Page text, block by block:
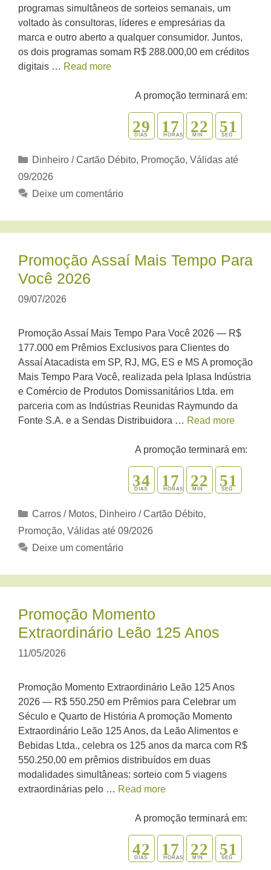
programas simultâneos de sorteios semanais, um
voltado às consultoras, líderes e empresárias da
marca e outro aberto a qualquer consumidor. Juntos,
os dois programas somam R$ 288.000,00 em créditos
digitais … Read more
A promoção terminará em:
DIAS
29 HORAS
17 MIN
22 SEG
50
1
Categorias
Dinheiro / Cartão Débito, Promoção, Válidas até
09/2026
Deixe um comentário
Promoção Assaí Mais Tempo Para
Você 2026
09/07/2026
Promoção Assaí Mais Tempo Para Você 2026 — R$
177.000 em Prêmios Exclusivos para Clientes do
Assaí Atacadista em SP, RJ, MG, ES e MS A promoção
Mais Tempo Para Você, realizada pela Iplasa Indústria
e Comércio de Produtos Domissanitários Ltda. em
parceria com as Indústrias Reunidas Raymundo da
Fonte S.A. e a Sendas Distribuidora … Read more
A promoção terminará em:
DIAS
34 HORAS
17 MIN
22 SEG
50
1
Categorias
Carros / Motos, Dinheiro / Cartão Débito,
Promoção, Válidas até 09/2026
Deixe um comentário
Promoção Momento
Extraordinário Leão 125 Anos
11/05/2026
Promoção Momento Extraordinário Leão 125 Anos
2026 — R$ 550.250 em Prêmios para Celebrar um
Século e Quarto de História A promoção Momento
Extraordinário Leão 125 Anos, da Leão Alimentos e
Bebidas Ltda., celebra os 125 anos da marca com R$
550.250,00 em prêmios distribuídos em duas
modalidades simultâneas: sorteio com 5 viagens
extraordinárias pelo … Read more
A promoção terminará em:
DIAS
42 HORAS
17 MIN
22 SEG
50
1